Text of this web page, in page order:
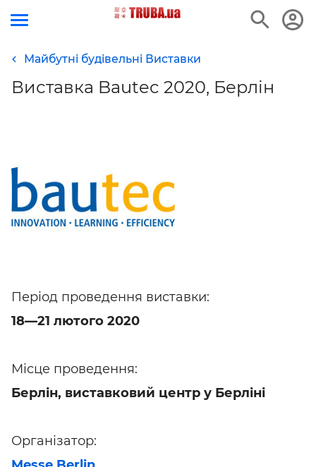
Майбутні будівельні Виставки
Виставка Bautec 2020, Берлін
Період проведення виставки:
18—21 лютого 2020
Місце проведення:
Берлін, виставковий центр у Берліні
Організатор: